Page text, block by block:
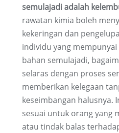
semulajadi adalah
rawatan kimia boleh
kekeringan dan
individu yang
bahan semulajadi,
selaras dengan proses
memberikan kelegaan
keseimbangan halusnya.
sesuai untuk orang yang
atau tindak balas